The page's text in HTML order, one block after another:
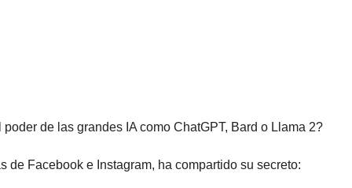
de las grandes IA como ChatGPT, Bard o Llama 2?
de Facebook e Instagram, ha compartido su secreto: